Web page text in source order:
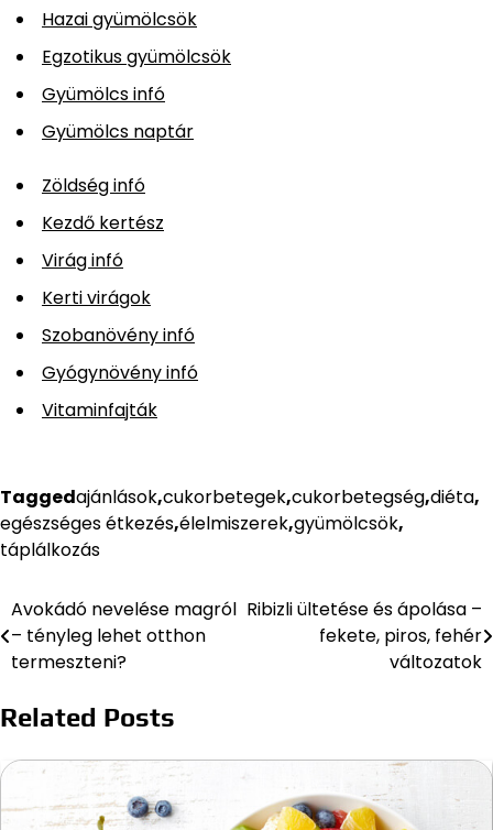
Hazai gyümölcsök
Egzotikus gyümölcsök
Gyümölcs infó
Gyümölcs naptár
Zöldség infó
Kezdő kertész
Virág infó
Kerti virágok
Szobanövény infó
Gyógynövény infó
Vitaminfajták
Taggedajánlások,cukorbetegek,cukorbetegség,diéta,
egészséges étkezés,élelmiszerek,gyümölcsök,
táplálkozás
Bejegyzés
navigáció
Avokádó nevelése magról
– tényleg lehet otthon
termeszteni?
Ribizli ültetése és ápolása –
fekete, piros, fehér
változatok
Related Posts